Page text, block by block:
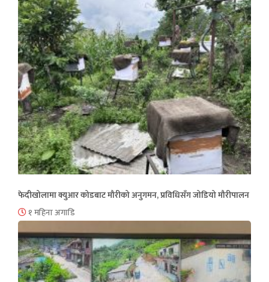
फेदीखोलामा क्युआर कोडबाट मौरीको अनुगमन, प्रविधिसँग जोडियो मौरीपालन
१ महिना अगाडि